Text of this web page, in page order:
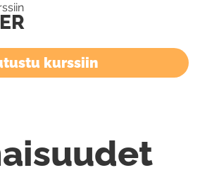
kurssiin